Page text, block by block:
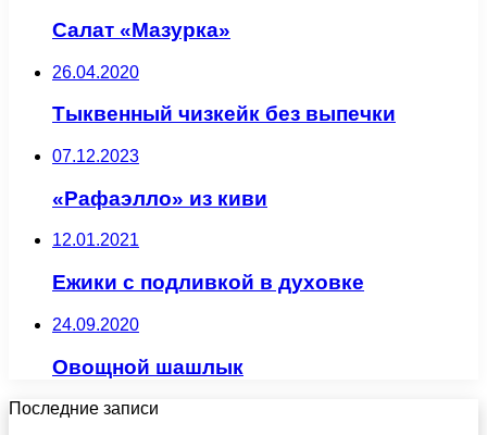
Салат «Мазурка»
26.04.2020
Тыквенный чизкейк без выпечки
07.12.2023
«Рафаэлло» из киви
12.01.2021
Ежики с подливкой в духовке
24.09.2020
Овощной шашлык
Последние записи